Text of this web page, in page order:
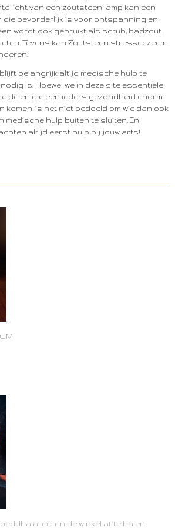
licht van een zoutsteen lamp kan een
die bevorderlijk is voor ontspanning en
wordt ook gebruikt als scrub, badzout
Tevens kan Zoutsteen stresseczeem
belangrijk altijd medische hulp te
is. Hoewel we in deze site essentiële
delen die een ieders gezondheid enorm
komen, is het niet bedoeld om wie dan ook
medische hulp buiten te sluiten. In
altijd eerst hulp bij jouw arts!
alleen in de winkel af te halen